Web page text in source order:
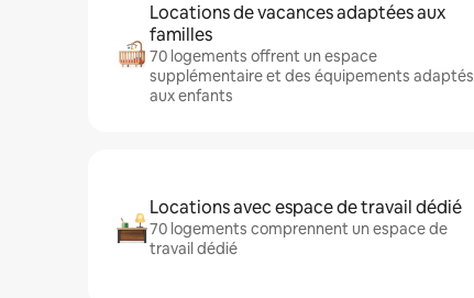
Locations de vacances adaptées aux
familles
70 logements offrent un espace
supplémentaire et des équipements adaptés
aux enfants
Locations avec espace de travail dédié
70 logements comprennent un espace de
travail dédié